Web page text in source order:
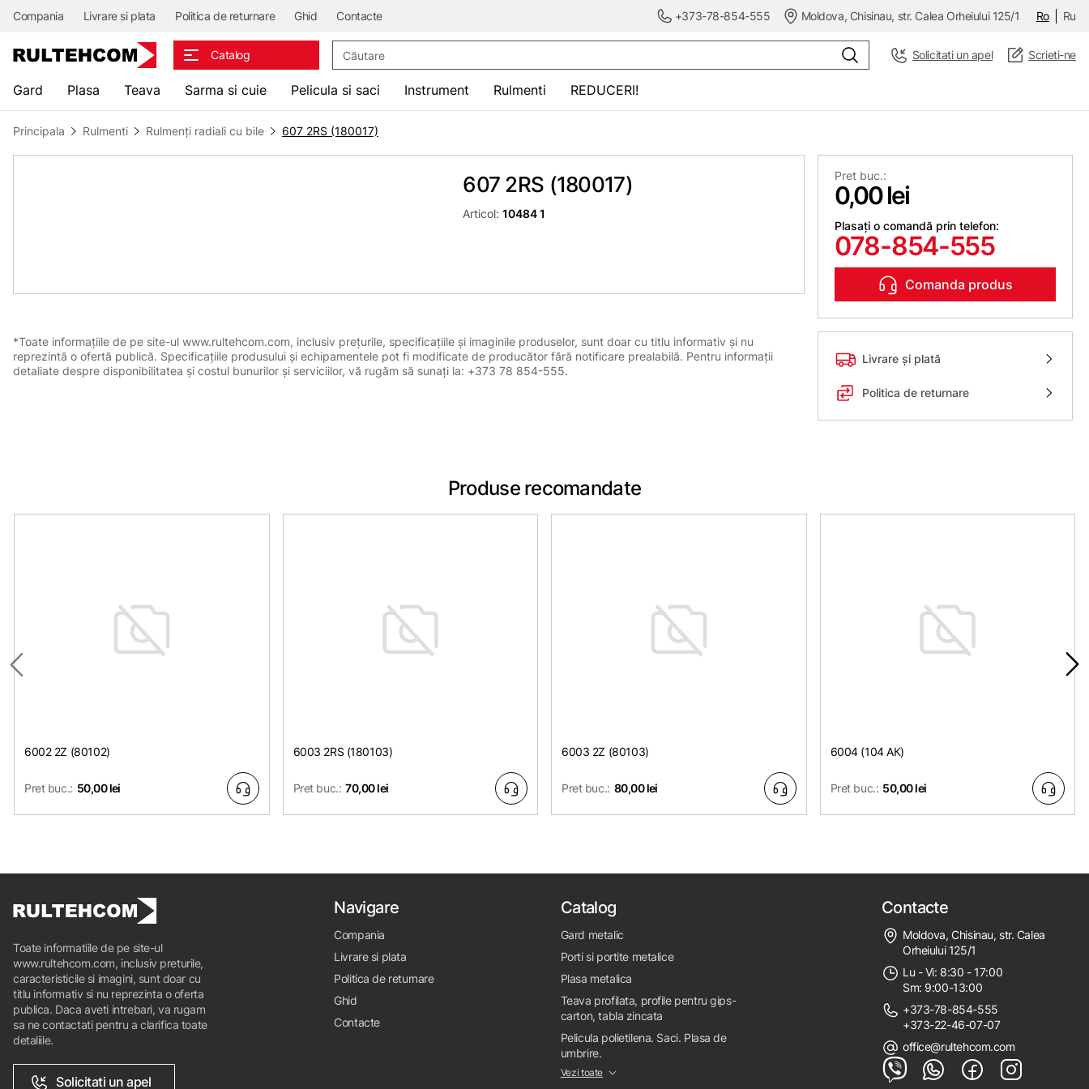
Compania Livrare si plata Politica de returnare Ghid Contacte +373-78-854-555 Moldova, Chisinau, str. Calea Orheiului 125/1 Ro Ru
Catalog Solicitati un apel Scrieti-ne
Gard Plasa Teava Sarma si cuie Pelicula si saci Instrument Rulmenti REDUCERI!
Principala Rulmenti Rulmenți radiali cu bile 607 2RS (180017)
607 2RS (180017)
Articol:10484 1
Pret buc.:
0,00 lei
Plasați o comandă prin telefon:
078-854-555
Comanda produs
Livrare și plată
Politica de returnare
*Toate informațiile de pe site-ul www.rultehcom.com, inclusiv prețurile, specificațiile și imaginile produselor, sunt doar cu titlu informativ și nu
reprezintă o ofertă publică. Specificațiile produsului și echipamentele pot fi modificate de producător fără notificare prealabilă. Pentru informații
detaliate despre disponibilitatea și costul bunurilor și serviciilor, vă rugăm să sunați la: +373 78 854-555.
Produse recomandate
6002 2Z (80102)
Pret buc.: 50,00 lei
6003 2RS (180103)
Pret buc.: 70,00 lei
6003 2Z (80103)
Pret buc.: 80,00 lei
6004 (104 АК)
Pret buc.: 50,00 lei
Toate informatiile de pe site-ul
www.rultehcom.com, inclusiv preturile,
caracteristicile si imagini, sunt doar cu
titlu informativ si nu reprezinta o oferta
publica. Daca aveti intrebari, va rugam
sa ne contactati pentru a clarifica toate
detaliile.
Solicitati un apel
Navigare
Compania
Livrare si plata
Politica de returnare
Ghid
Contacte
Catalog
Gard metalic
Porti si portite metalice
Plasa metalica
Teava profilata, profile pentru gips-
carton, tabla zincata
Pelicula polietilena. Saci. Plasa de
umbrire.
Vezi toate
Contacte
Moldova, Chisinau, str. Calea
Orheiului 125/1
Lu - Vi: 8:30 - 17:00
Sm: 9:00-13:00
+373-78-854-555
+373-22-46-07-07
office@rultehcom.com